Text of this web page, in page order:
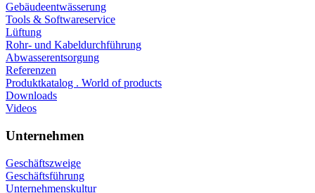
Gebäudeentwässerung
Tools & Softwareservice
Lüftung
Rohr- und Kabeldurchführung
Abwasserentsorgung
Referenzen
Produktkatalog . World of products
Downloads
Videos
Unternehmen
Geschäftszweige
Geschäftsführung
Unternehmenskultur